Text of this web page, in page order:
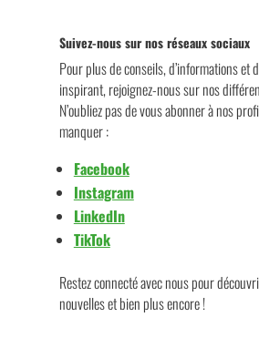
Suivez-nous sur nos réseaux sociaux
Pour plus de conseils, d’informations et
inspirant, rejoignez-nous sur nos
N’oubliez pas de vous abonner à nos
manquer :
Facebook
Instagram
LinkedIn
TikTok
Restez connecté avec nous pour
nouvelles et bien plus encore !